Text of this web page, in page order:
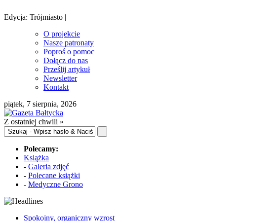
Edycja: Trójmiasto |
O projekcie
Nasze patronaty
Poproś o pomoc
Dołącz do nas
Prześlij artykuł
Newsletter
Kontakt
piątek, 7 sierpnia, 2026
Z ostatniej chwili »
Polecamy:
Książka
- Galeria zdjęć
- Polecane książki
- Medyczne Grono
Spokojny, organiczny wzrost